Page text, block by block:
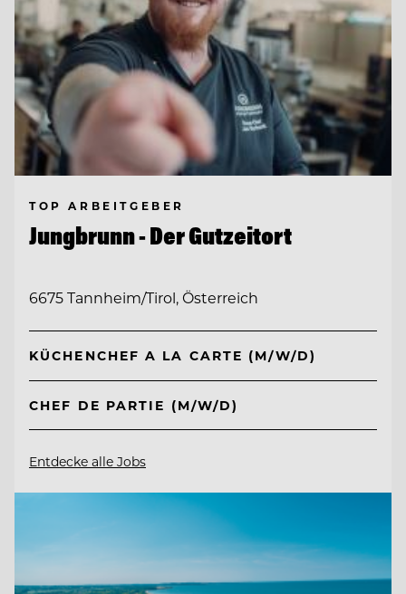
TOP ARBEITGEBER
Jungbrunn - Der Gutzeitort
6675 Tannheim/Tirol, Österreich
KÜCHENCHEF A LA CARTE (M/W/D)
CHEF DE PARTIE (M/W/D)
Entdecke alle Jobs